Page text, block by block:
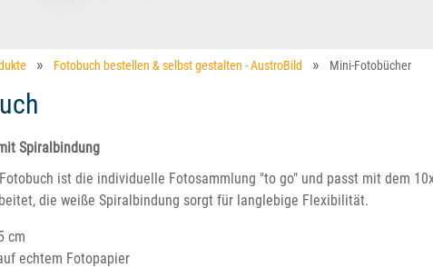
Fotobuch bestellen & selbst gestalten - AustroBild Mini-Fotobücher
Spiralbindung
ist die individuelle Fotosammlung "to go" und passt mit dem
die weiße Spiralbindung sorgt für langlebige Flexibilität.
cm
echtem Fotopapier